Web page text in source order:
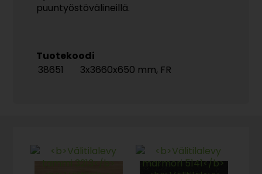
puuntyöstövälineillä.
Tuotekoodi
38651
3x3660x650 mm, FR